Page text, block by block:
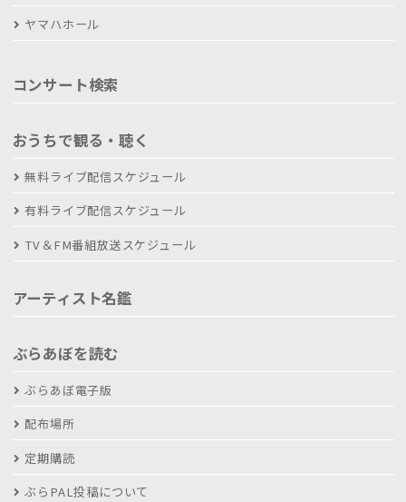
ヤマハホール
コンサート検索
おうちで観る・聴く
無料ライブ配信スケジュール
有料ライブ配信スケジュール
TV＆FM番組放送スケジュール
アーティスト名鑑
ぶらあぼを読む
ぶらあぼ電子版
配布場所
定期購読
ぶらPAL投稿について